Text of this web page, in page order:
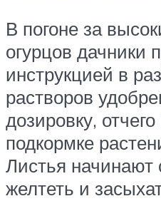
В погоне за
огурцов дачники
инструкцией в
растворов
дозировку,
подкормке
Листья начинают
желтеть и